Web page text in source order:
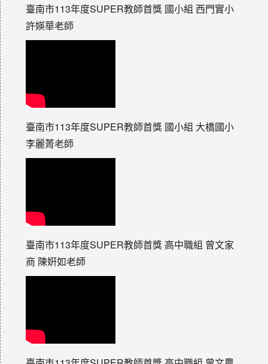
臺南市113年度SUPER教師首獎 國小組 西門實小
許媖華老師
臺南市113年度SUPER教師首獎 國小組 大橋國小
李麗菁老師
臺南市113年度SUPER教師首獎 高中職組 曾文家
商 陳姸如老師